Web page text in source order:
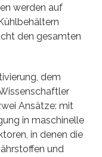
werden auf
den gesamten
dem
Ansätze: mit
in maschinelle
in denen die
und